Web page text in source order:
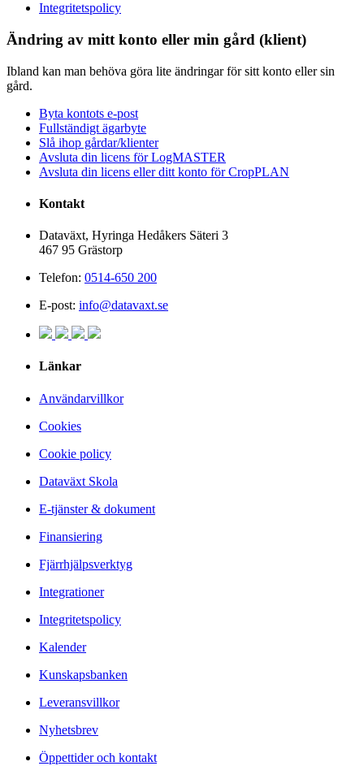
Integritetspolicy
Ändring av mitt konto eller min gård (klient)
Ibland kan man behöva göra lite ändringar för sitt konto eller sin
gård.
Byta kontots e-post
Fullständigt ägarbyte
Slå ihop gårdar/klienter
Avsluta din licens för LogMASTER
Avsluta din licens eller ditt konto för CropPLAN
Kontakt
Dataväxt, Hyringa Hedåkers Säteri 3
467 95 Grästorp
Telefon: 0514-650 200
E-post: info@datavaxt.se
Länkar
Användarvillkor
Cookies
Cookie policy
Dataväxt Skola
E-tjänster & dokument
Finansiering
Fjärrhjälpsverktyg
Integrationer
Integritetspolicy
Kalender
Kunskapsbanken
Leveransvillkor
Nyhetsbrev
Öppettider och kontakt